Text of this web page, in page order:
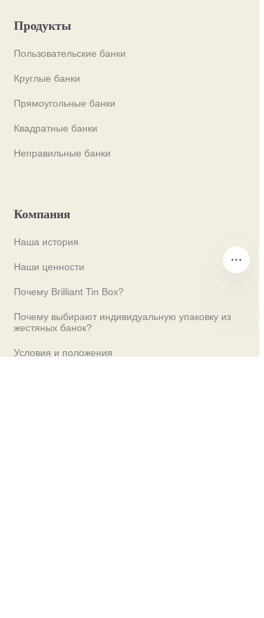
Продукты
Пользовательские банки
Круглые банки
Прямоугольные банки
Квадратные банки
Неправильные банки
Компания
Наша история
Наши ценности
Почему Brilliant Tin Box?
Почему выбирают индивидуальную упаковку из
жестяных банок?
Условия и положения
RU